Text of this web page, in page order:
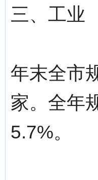
三、工业
年末全市
家。全年
5.7%。